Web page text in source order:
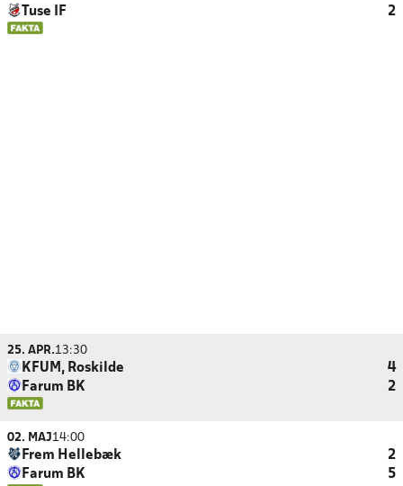
Tuse IF
2
25. APR.13:30
KFUM, Roskilde
4
Farum BK
2
02. MAJ14:00
Frem Hellebæk
2
Farum BK
5